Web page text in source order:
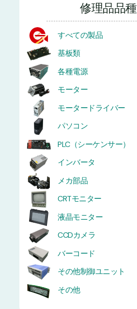
修理品品種
すべての製品
基板類
各種電源
モーター
モータードライバー
パソコン
PLC（シーケンサー）
インバータ
メカ部品
CRTモニター
液晶モニター
CCDカメラ
バーコード
その他制御ユニット
その他